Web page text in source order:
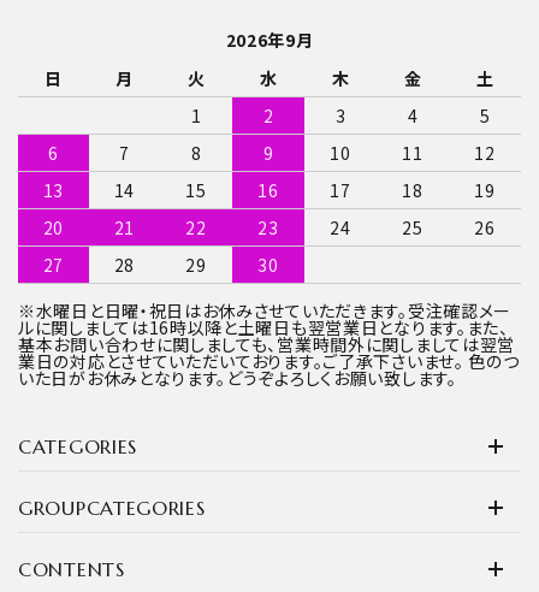
CATEGORIES
GROUPCATEGORIES
CONTENTS
2026年9月
日
月 火 水 木 金
土
1
2 3 4
5
6
7 8 9 10 11
12
13
14 15 16 17 18
19
20
21 22 23 24 25
26
27
28 29
30
※水曜日と日曜・祝日はお休みさせていただきます。受注確認メー
ルに関しましては16時以降と土曜日も翌営業日となります。また、
基本お問い合わせに関しましても、営業時間外に関しましては翌営
業日の対応とさせていただいております。ご了承下さいませ。 色のつ
いた日がお休みとなります。どうぞよろしくお願い致します。